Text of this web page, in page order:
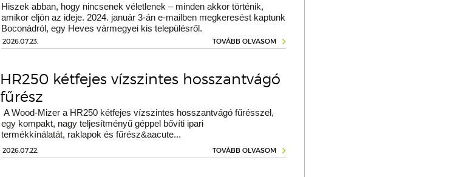
Hiszek abban, hogy nincsenek véletlenek – minden akkor történik,
amikor eljön az ideje. 2024. január 3-án e-mailben megkeresést kaptunk
Boconádról, egy Heves vármegyei kis településről.
2026.07.23. TOVÁBB OLVASOM
HR250 kétfejes vízszintes hosszantvágó
fűrész
A Wood-Mizer a HR250 kétfejes vízszintes hosszantvágó fűrésszel,
egy kompakt, nagy teljesítményű géppel bővíti ipari
termékkínálatát, raklapok és fűrész&aacute...
2026.07.22. TOVÁBB OLVASOM